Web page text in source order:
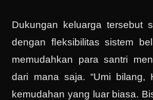
Dukungan keluarga tersebut
dengan ﬂeksibilitas sistem
memudahkan para santri
dari mana saja. “Umi bilang,
kemudahan yang luar biasa.